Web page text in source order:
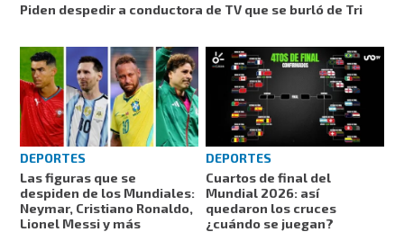
Piden despedir a conductora de TV que se burló de Tri
DEPORTES
Las figuras que se
despiden de los Mundiales:
Neymar, Cristiano Ronaldo,
Lionel Messi y más
DEPORTES
Cuartos de final del
Mundial 2026: así
quedaron los cruces
¿cuándo se juegan?